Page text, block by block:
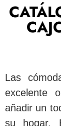
Las
excelente
añadir un
su hogar.